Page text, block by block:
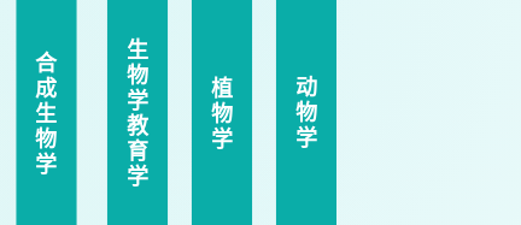
动
物
学
植
物
学
生
物
学
教
育
学
合
成
生
物
学